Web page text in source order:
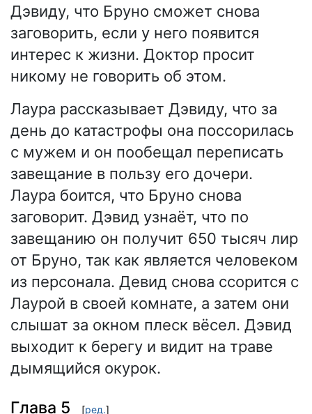
Дэвиду, что Бруно сможет снова
заговорить, если у него появится
интерес к жизни. Доктор просит
никому не говорить об этом.
Лаура рассказывает Дэвиду, что за
день до катастрофы она поссорилась
с мужем и он пообещал переписать
завещание в пользу его дочери.
Лаура боится, что Бруно снова
заговорит. Дэвид узнаёт, что по
завещанию он получит 650 тысяч лир
от Бруно, так как является человеком
из персонала. Девид снова ссорится с
Лаурой в своей комнате, а затем они
слышат за окном плеск вёсел. Дэвид
выходит к берегу и видит на траве
дымящийся окурок.
Глава 5 [ред.]